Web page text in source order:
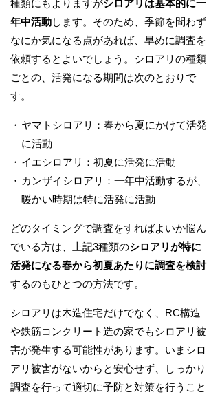
種類にもよりますがシロアリは基本的に一
年中活動します。そのため、季節を問わず
なにか気になる点があれば、早めに調査を
依頼するとよいでしょう。シロアリの種類
ごとの、活発になる期間は次のとおりで
す。
ヤマトシロアリ：春から夏にかけて活発
に活動
イエシロアリ：初夏に活発に活動
カンザイシロアリ：一年中活動するが、
暖かい時期は特に活発に活動
どのタイミングで調査をすればよいか悩ん
でいる方は、上記3種類のシロアリが特に
活発になる春から初夏あたりに調査を検討
するのもひとつの方法です。
シロアリは木造住宅だけでなく、RC構造
や鉄筋コンクリート造の家でもシロアリ被
害が発生する可能性があります。いまシロ
アリ被害がないからと安心せず、しっかり
調査を行って適切に予防と対策を行うこと